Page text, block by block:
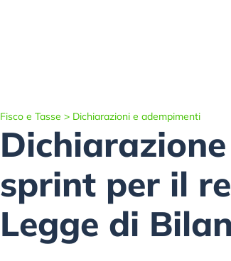
Fisco e Tasse > Dichiarazioni e adempimenti
sprint per il
Legge di